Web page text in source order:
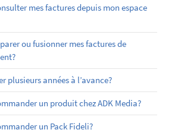
mes factures depuis mon espace
ou fusionner mes factures de
plusieurs années à l’avance?
un produit chez ADK Media?
un Pack Fideli?